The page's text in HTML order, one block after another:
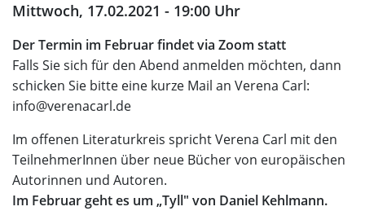
Mittwoch, 17.02.2021 - 19:00 Uhr
Der Termin im Februar findet via Zoom statt
Falls Sie sich für den Abend anmelden möchten, dann
schicken Sie bitte eine kurze Mail an Verena Carl:
info@verenacarl.de
Im offenen Literaturkreis spricht Verena Carl mit den
TeilnehmerInnen über neue Bücher von europäischen
Autorinnen und Autoren.
Im Februar geht es um „Tyll" von Daniel Kehlmann.